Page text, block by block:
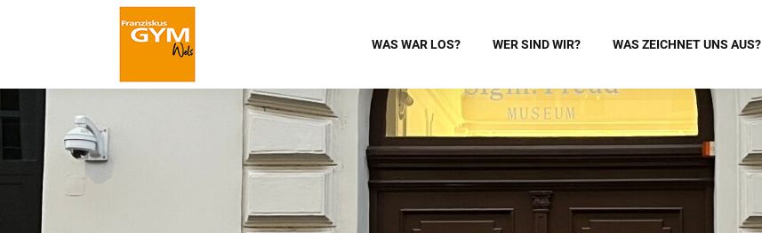
WAS WAR LOS? WER SIND WIR? WAS ZEICHNET UNS AUS?